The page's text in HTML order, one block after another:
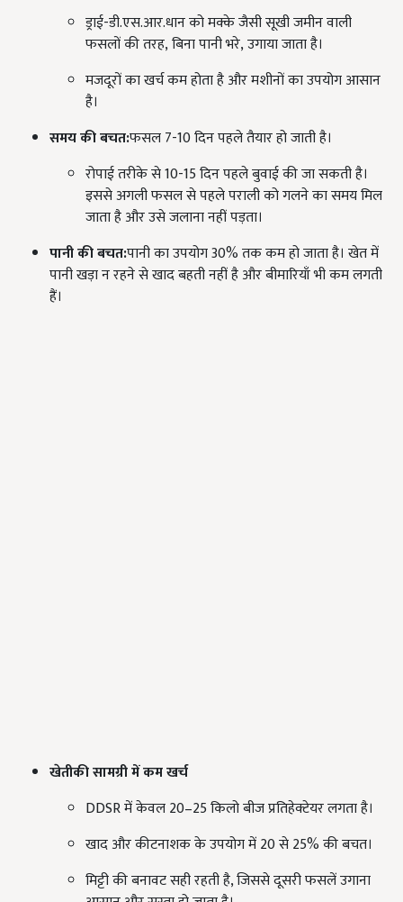
ड्राई-डी.एस.आर.धान को मक्के जैसी सूखी जमीन वाली
फसलों की तरह, बिना पानी भरे, उगाया जाता है।
मजदूरों का खर्च कम होता है और मशीनों का उपयोग आसान
है।
समय की बचत:फसल 7-10 दिन पहले तैयार हो जाती है।
रोपाई तरीके से 10-15 दिन पहले बुवाई की जा सकती है।
इससे अगली फसल से पहले पराली को गलने का समय मिल
जाता है और उसे जलाना नहीं पड़ता।
पानी की बचत:पानी का उपयोग 30% तक कम हो जाता है। खेत में
पानी खड़ा न रहने से खाद बहती नहीं है और बीमारियाँ भी कम लगती
हैं।
खेतीकीसामग्रीमेंकमखर्च
DDSR में केवल 20–25 किलो बीज प्रतिहेक्टेयर लगता है।
खाद और कीटनाशक के उपयोग में 20 से 25% की बचत।
मिट्टी की बनावट सही रहती है, जिससे दूसरी फसलें उगाना